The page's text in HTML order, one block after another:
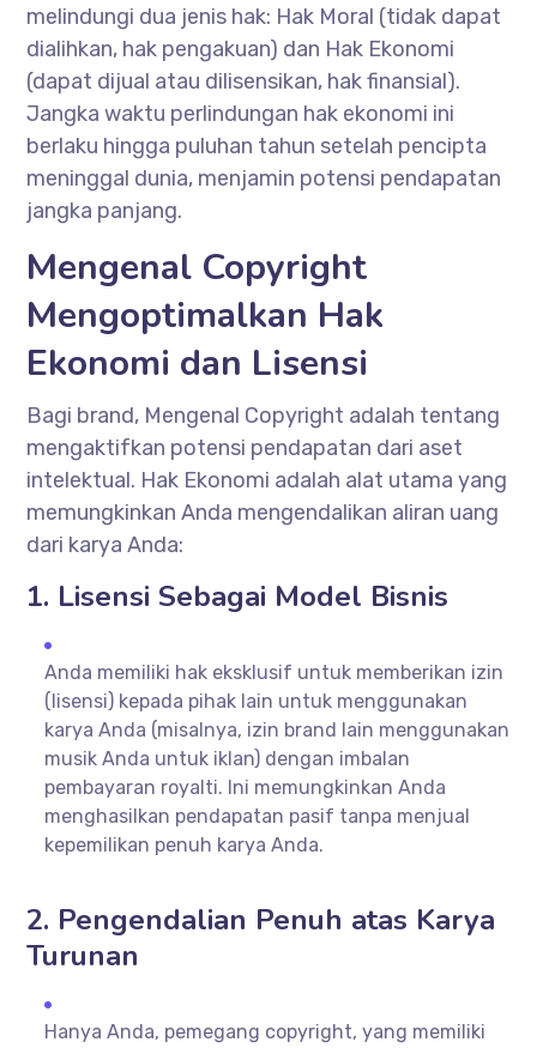
melindungi dua jenis hak: Hak Moral (tidak dapat
dialihkan, hak pengakuan) dan Hak Ekonomi
(dapat dijual atau dilisensikan, hak finansial).
Jangka waktu perlindungan hak ekonomi ini
berlaku hingga puluhan tahun setelah pencipta
meninggal dunia, menjamin potensi pendapatan
jangka panjang.
Mengenal Copyright
Mengoptimalkan Hak
Ekonomi dan Lisensi
Bagi brand, Mengenal Copyright adalah tentang
mengaktifkan potensi pendapatan dari aset
intelektual. Hak Ekonomi adalah alat utama yang
memungkinkan Anda mengendalikan aliran uang
dari karya Anda:
1. Lisensi Sebagai Model Bisnis
Anda memiliki hak eksklusif untuk memberikan izin
(lisensi) kepada pihak lain untuk menggunakan
karya Anda (misalnya, izin brand lain menggunakan
musik Anda untuk iklan) dengan imbalan
pembayaran royalti. Ini memungkinkan Anda
menghasilkan pendapatan pasif tanpa menjual
kepemilikan penuh karya Anda.
2. Pengendalian Penuh atas Karya
Turunan
Hanya Anda, pemegang copyright, yang memiliki